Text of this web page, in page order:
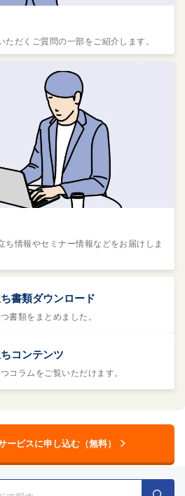
だくご質問の一部をご紹介します。
ち情報やセミナー情報などをお届けしま
書類ダウンロード
書類をまとめました。
コンテンツ
コラムをご覧いただけます。
ービスに申し込む（無料）